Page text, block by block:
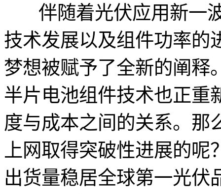
伴随着光伏应用新一波
技术发展以及组件功率的
梦想被赋予了全新的阐释
半片电池组件技术也正重
度与成本之间的关系。那
上网取得突破性进展的
出货量稳居全球第一光伏